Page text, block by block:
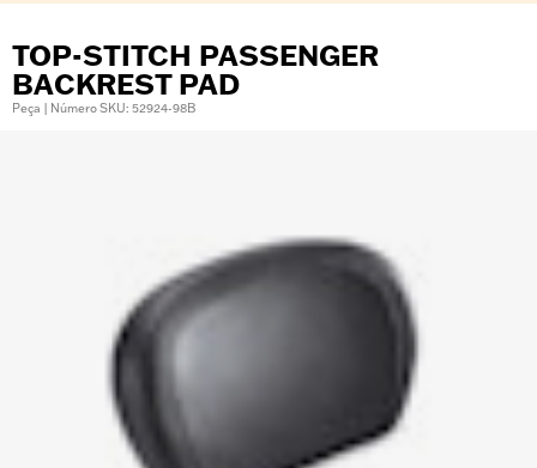
TOP-STITCH PASSENGER
BACKREST PAD
Peça | Número SKU: 52924-98B